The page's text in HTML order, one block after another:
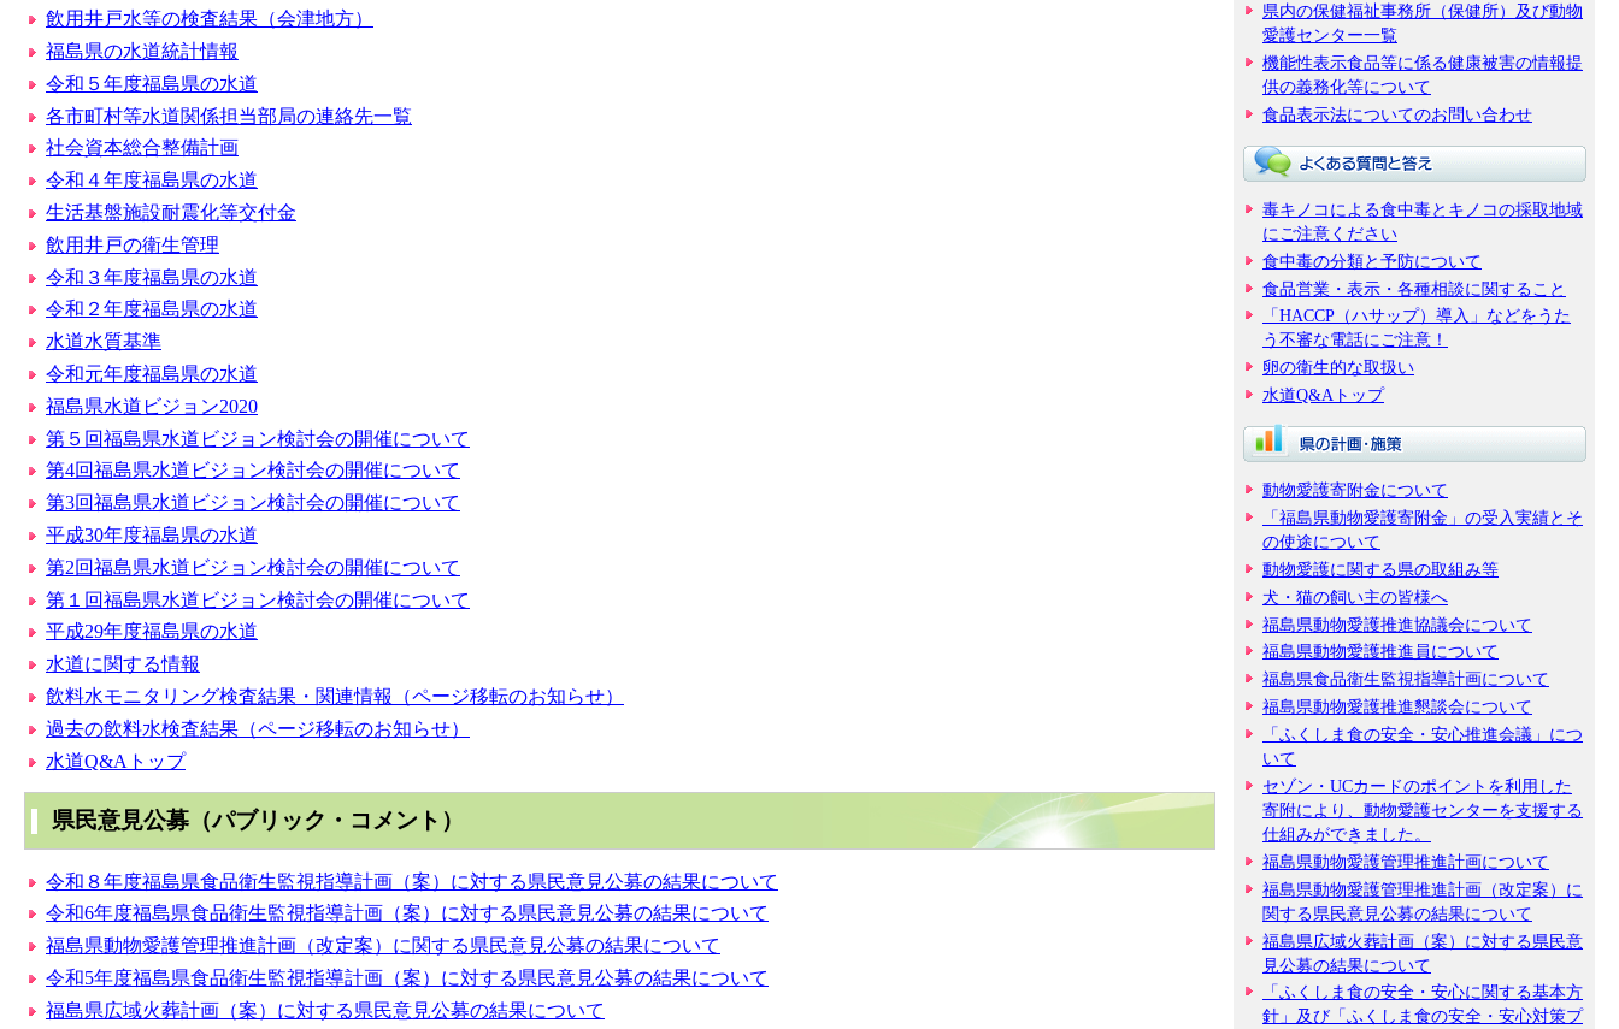
飲用井戸水等の検査結果（会津地方）
福島県の水道統計情報
令和５年度福島県の水道
各市町村等水道関係担当部局の連絡先一覧
社会資本総合整備計画
令和４年度福島県の水道
生活基盤施設耐震化等交付金
飲用井戸の衛生管理
令和３年度福島県の水道
令和２年度福島県の水道
水道水質基準
令和元年度福島県の水道
福島県水道ビジョン2020
第５回福島県水道ビジョン検討会の開催について
第4回福島県水道ビジョン検討会の開催について
第3回福島県水道ビジョン検討会の開催について
平成30年度福島県の水道
第2回福島県水道ビジョン検討会の開催について
第１回福島県水道ビジョン検討会の開催について
平成29年度福島県の水道
水道に関する情報
飲料水モニタリング検査結果・関連情報（ページ移転のお知らせ）
過去の飲料水検査結果（ページ移転のお知らせ）
水道Q&Aトップ
県民意見公募（パブリック・コメント）
令和８年度福島県食品衛生監視指導計画（案）に対する県民意見公募の結果について
令和6年度福島県食品衛生監視指導計画（案）に対する県民意見公募の結果について
福島県動物愛護管理推進計画（改定案）に関する県民意見公募の結果について
令和5年度福島県食品衛生監視指導計画（案）に対する県民意見公募の結果について
福島県広域火葬計画（案）に対する県民意見公募の結果について
県内の保健福祉事務所（保健所）及び動物
愛護センター一覧
機能性表示食品等に係る健康被害の情報提
供の義務化等について
食品表示法についてのお問い合わせ
毒キノコによる食中毒とキノコの採取地域
にご注意ください
食中毒の分類と予防について
食品営業・表示・各種相談に関すること
「HACCP（ハサップ）導入」などをうた
う不審な電話にご注意！
卵の衛生的な取扱い
水道Q&Aトップ
動物愛護寄附金について
「福島県動物愛護寄附金」の受入実績とそ
の使途について
動物愛護に関する県の取組み等
犬・猫の飼い主の皆様へ
福島県動物愛護推進協議会について
福島県動物愛護推進員について
福島県食品衛生監視指導計画について
福島県動物愛護推進懇談会について
「ふくしま食の安全・安心推進会議」につ
いて
セゾン・UCカードのポイントを利用した
寄附により、動物愛護センターを支援する
仕組みができました。
福島県動物愛護管理推進計画について
福島県動物愛護管理推進計画（改定案）に
関する県民意見公募の結果について
福島県広域火葬計画（案）に対する県民意
見公募の結果について
「ふくしま食の安全・安心に関する基本方
針」及び「ふくしま食の安全・安心対策プ